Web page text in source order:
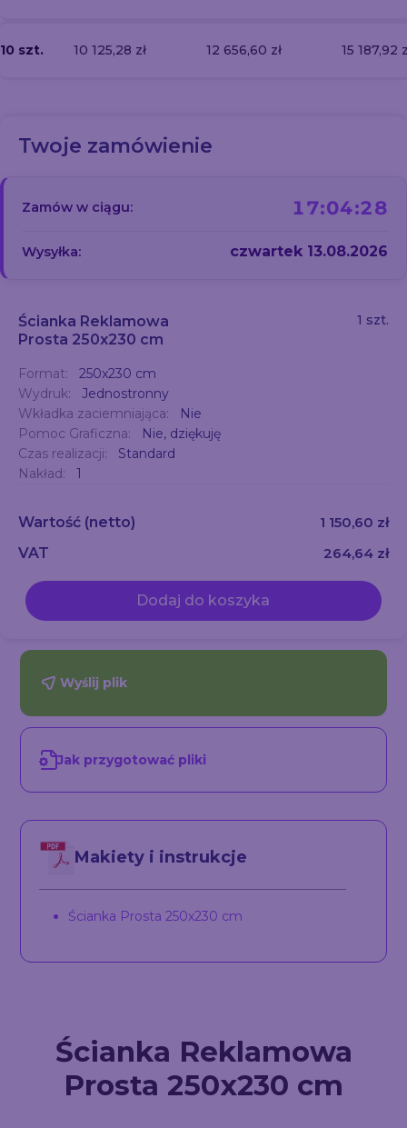
10 szt. 10 125,28 zł 12 656,60 zł 15 187,92
Twoje zamówienie
Zamów w ciągu: 17:04:27
Wysyłka: czwartek 13.08.2026
Ścianka Reklamowa
Prosta 250x230 cm
1 szt.
Format:
250x230 cm
Wydruk:
Jednostronny
Wkładka zaciemniająca:
Nie
Pomoc Graficzna:
Nie, dziękuję
Czas realizacji:
Standard
Nakład:
1
Wartość (netto)
1 150,60 zł
VAT
264,64 zł
Dodaj do koszyka
Wyślij plik
Jak przygotować pliki
Makiety i instrukcje
Ścianka Prosta 250x230 cm
Ścianka Reklamowa
Prosta 250x230 cm